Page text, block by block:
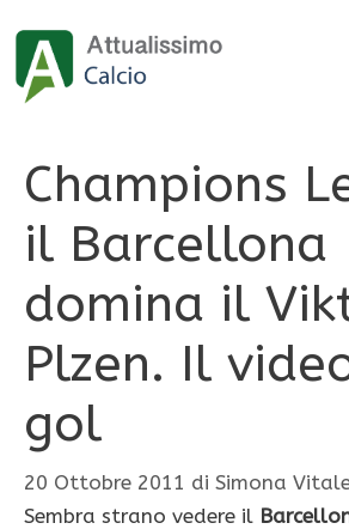
contenuto
Champions
il Barcellona
domina il
Plzen. Il
gol
20 Ottobre 2011 di Simona
Sembra strano vedere il